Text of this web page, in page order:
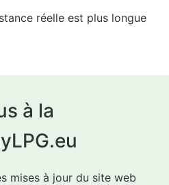
réelle est plus longue
à la
mises à jour du site web